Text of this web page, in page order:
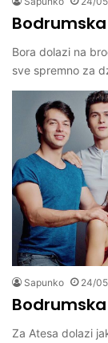
Bora dolazi na
sve spremno za
Sapunko 24/
Za Atesa dolazi